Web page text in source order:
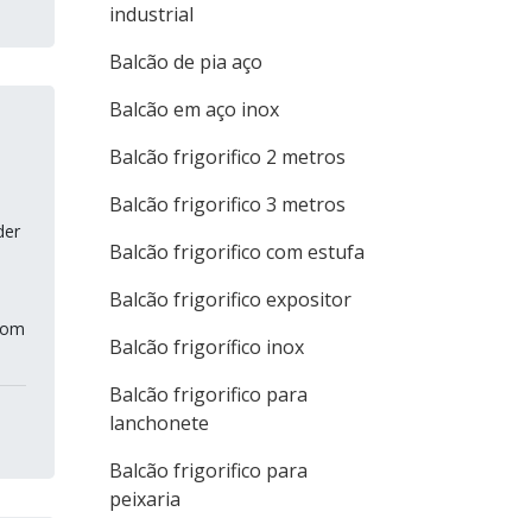
industrial
Balcão de pia aço
Balcão em aço inox
Balcão frigorifico 2 metros
Balcão frigorifico 3 metros
Balcão frigorifico com estufa
Balcão frigorifico expositor
Balcão frigorífico inox
Balcão frigorifico para
lanchonete
Balcão frigorifico para
peixaria